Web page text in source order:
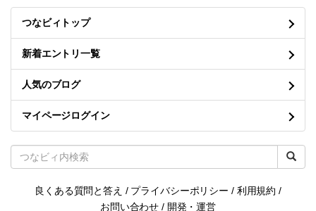
つなビィトップ
新着エントリ一覧
人気のブログ
マイページログイン
良くある質問と答え / プライバシーポリシー / 利用規約 /
お問い合わせ / 開発・運営